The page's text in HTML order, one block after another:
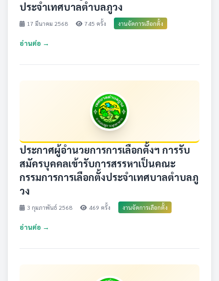
ประจำเทศบาลตำบลภูวง
17 มีนาคม 2568 745 ครั้ง งานจัดการเลือกตั้ง
อ่านต่อ →
ประกาศผู้อำนวยการการเลือกตั้งฯ การรับ
สมัครบุคคลเข้ารับการสรรหาเป็นคณะ
กรรมการการเลือกตั้งประจำเทศบาลตำบลภู
วง
3 กุมภาพันธ์ 2568 469 ครั้ง งานจัดการเลือกตั้ง
อ่านต่อ →